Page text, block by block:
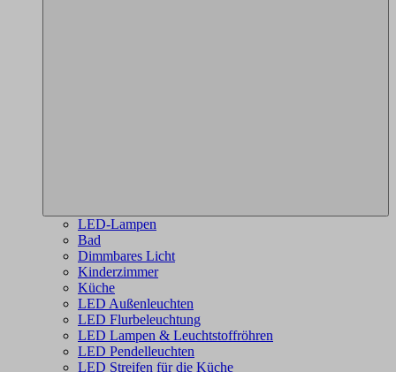
LED-Lampen
Bad
Dimmbares Licht
Kinderzimmer
Küche
LED Außenleuchten
LED Flurbeleuchtung
LED Lampen & Leuchtstoffröhren
LED Pendelleuchten
LED Streifen für die Küche